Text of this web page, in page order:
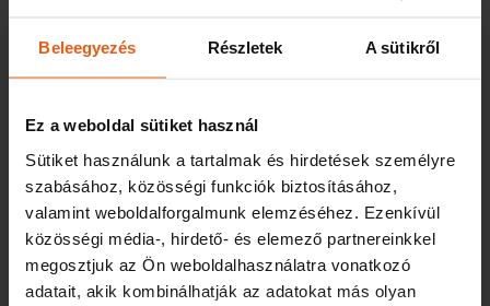
Beleegyezés Részletek A sütikről
Ez a weboldal sütiket használ
Sütiket használunk a tartalmak és hirdetések személyre
szabásához, közösségi funkciók biztosításához,
valamint weboldalforgalmunk elemzéséhez. Ezenkívül
közösségi média-, hirdető- és elemező partnereinkkel
megosztjuk az Ön weboldalhasználatra vonatkozó
adatait, akik kombinálhatják az adatokat más olyan